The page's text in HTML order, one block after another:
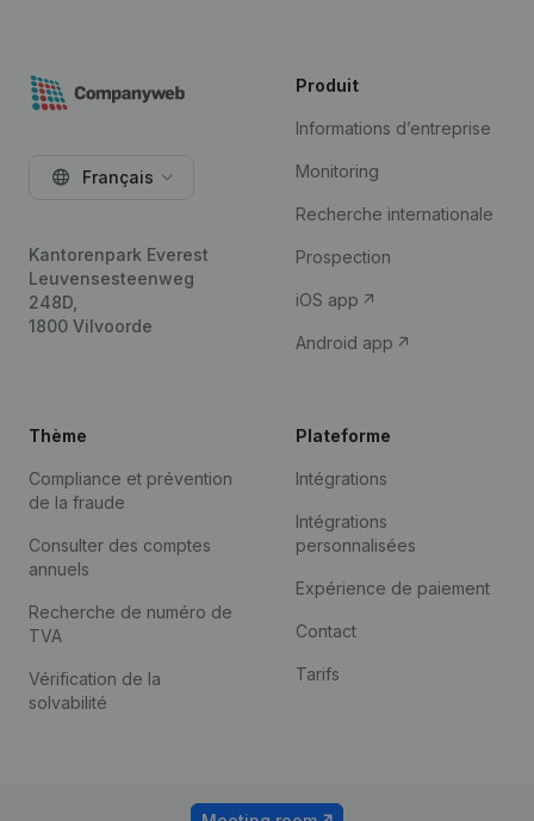
Français
Kantorenpark Everest
Leuvensesteenweg
248D,
1800 Vilvoorde
Produit
Informations d’entreprise
Monitoring
Recherche internationale
Prospection
iOS app
Android app
Thème
Compliance et prévention
de la fraude
Consulter des comptes
annuels
Recherche de numéro de
TVA
Vérification de la
solvabilité
Plateforme
Intégrations
Intégrations
personnalisées
Expérience de paiement
Contact
Tarifs